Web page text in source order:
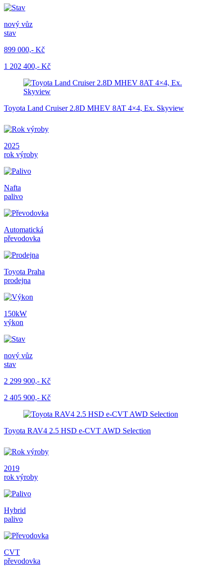
nový vůz
stav
899 000,- Kč
1 202 400,- Kč
Toyota Land Cruiser 2.8D MHEV 8AT 4×4, Ex. Skyview
2025
rok výroby
Nafta
palivo
Automatická
převodovka
Toyota Praha
prodejna
150kW
výkon
nový vůz
stav
2 299 900,- Kč
2 405 900,- Kč
Toyota RAV4 2.5 HSD e-CVT AWD Selection
2019
rok výroby
Hybrid
palivo
CVT
převodovka